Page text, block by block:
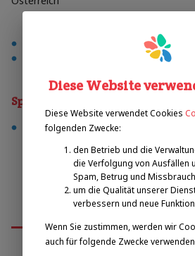
Sporty
fußball
Diese Website
Diese Website verwendet Cookies
folgenden Zwecke:
den Betrieb und die
die Verfolgung von Ausfällen
Spam, Betrug und
um die Qualität unserer
verbessern und neue
Wenn Sie zustimmen, werden wir
auch für folgende Zwecke